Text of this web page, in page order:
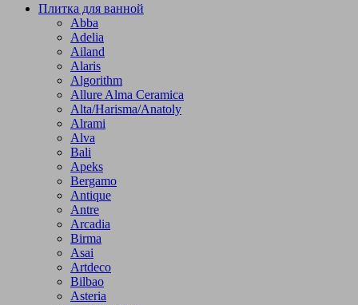
Плитка для ванной
Abba
Adelia
Ailand
Alaris
Algorithm
Allure Alma Ceramica
Alta/Harisma/Anatoly
Alrami
Alva
Bali
Apeks
Bergamo
Antique
Antre
Arcadia
Birma
Asai
Artdeco
Bilbao
Asteria